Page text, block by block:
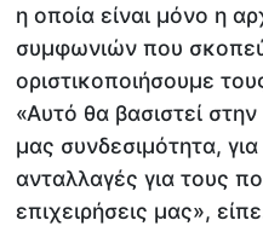
η οποία είναι μόνο η
συμφωνιών που
οριστικοποιήσουμε
«Αυτό θα βασιστεί
μας συνδεσιμότητα, για
ανταλλαγές για τους
επιχειρήσεις μας»,